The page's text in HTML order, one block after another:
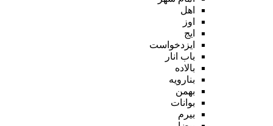
اهل
اوز
ایج
ایزدخواست
باب انار
بالاده
بنارویه
بهمن
بوانات
بیرم